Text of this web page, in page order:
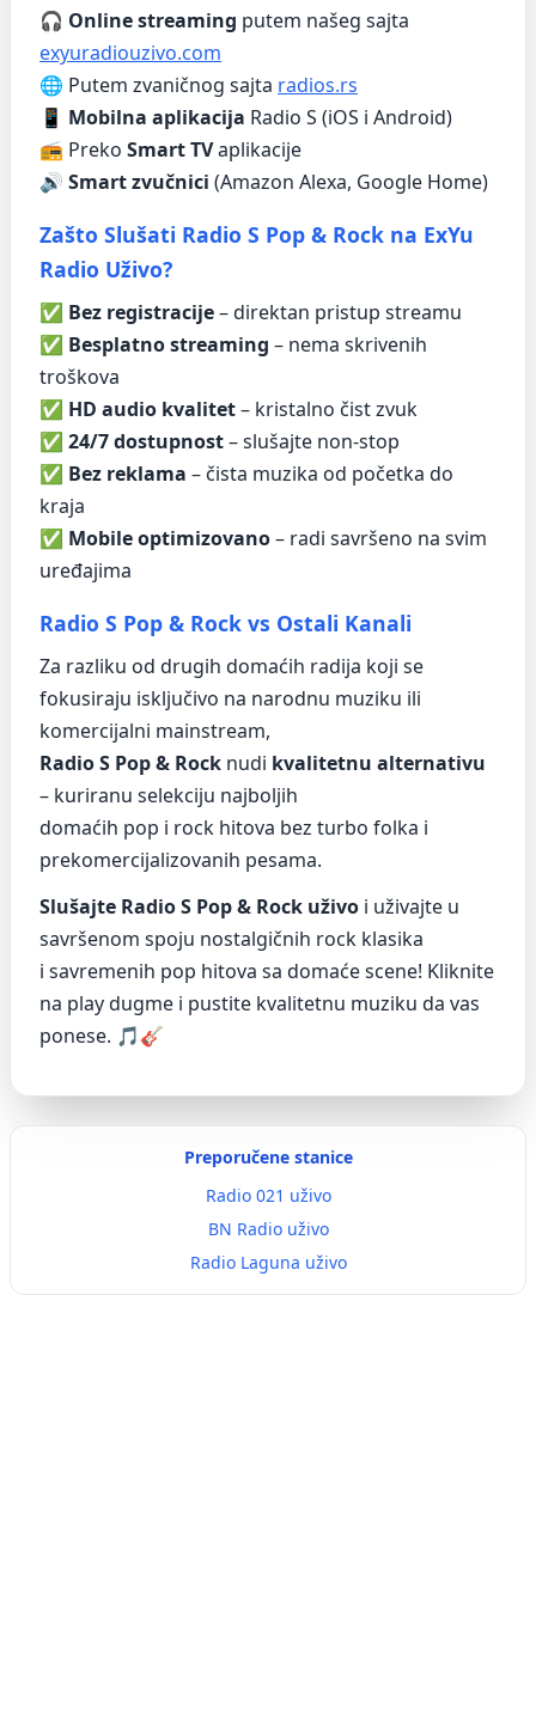
🎧 Online streaming putem našeg sajta
exyuradiouzivo.com
🌐 Putem zvaničnog sajta radios.rs
📱 Mobilna aplikacija Radio S (iOS i Android)
📻 Preko Smart TVaplikacije
🔊 Smart zvučnici (Amazon Alexa, Google Home)
Zašto Slušati Radio S Pop & Rock na ExYu
Radio Uživo?
✅ Bez registracije– direktan pristup streamu
✅ Besplatno streaming – nema skrivenih
troškova
✅ HD audio kvalitet– kristalno čist zvuk
✅ 24/7 dostupnost– slušajte non-stop
✅ Bez reklama – čista muzika od početka do
kraja
✅ Mobile optimizovano– radi savršeno na svim
uređajima
Radio S Pop & Rock vs Ostali Kanali
Za razliku od drugih domaćih radija koji se
fokusiraju isključivo na narodnu muziku ili
komercijalni mainstream,
Radio S Pop & Rock nudi kvalitetnu alternativu
– kuriranu selekciju najboljih
domaćih pop i rock hitova bez turbo folka i
prekomercijalizovanih pesama.
Slušajte Radio S Pop & Rock uživo i uživajte u
savršenom spoju nostalgičnih rock klasika
i savremenih pop hitova sa domaće scene! Kliknite
na play dugme i pustite kvalitetnu muziku da vas
ponese. 🎵🎸
Preporučene stanice
Radio 021 uživo
BN Radio uživo
Radio Laguna uživo